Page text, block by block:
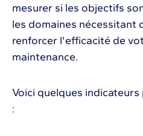
mesurer si les objectifs
les domaines nécessitant
renforcer l'efficacité de
maintenance.
Voici quelques
: